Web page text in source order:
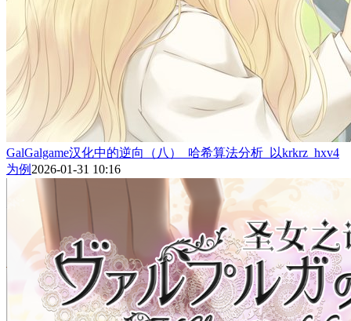
GalGalgame汉化中的逆向（八）_哈希算法分析_以krkrz_hxv4
为例 2026-01-31 10:16